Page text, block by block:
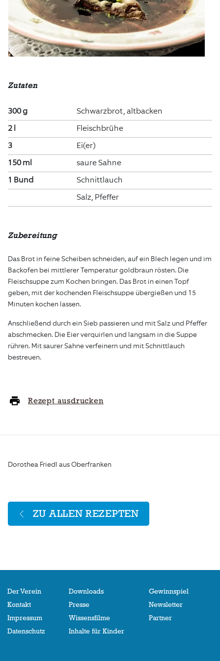
Zutaten
300 g
Schwarzbrot, altbacken
2 l
Fleischbrühe
3
Ei(er)
150 ml
saure Sahne
1 Bund
Schnittlauch
Salz, Pfeffer
Zubereitung
Das Brot in feine Scheiben schneiden, auf ein Blech legen und im
Backofen bei mittlerer Temperatur goldbraun rösten. Die
Fleischsuppe zum Kochen bringen. Das Brot in einen Topf
geben, mit der kochenden Fleischsuppe übergießen und 15
Minuten kochen lassen.
Anschließend durch ein Sieb passieren und mit Salz und Pfeffer
abschmecken. Die Eier verquirlen und langsam in die Suppe
rühren. Mit saurer Sahne verfeinern und mit Schnittlauch
bestreuen.
Rezept ausdrucken
Dorothea Friedl aus Oberfranken
ZU ALLEN REZEPTEN
Der Verein
Kontakt
Impressum
Datenschutz
Downloads
Presse
Wissensfilme
Inhalte für Kinder
Gewinnspiel
Newsletter
Partner